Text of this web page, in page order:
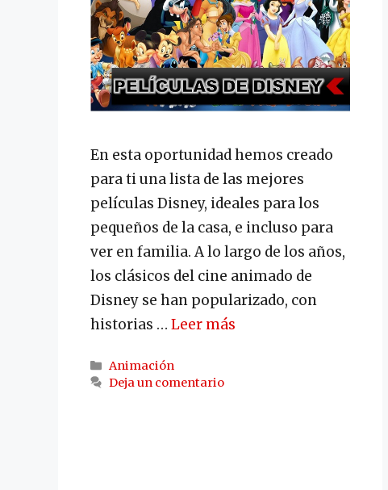
En esta oportunidad hemos creado
para ti una lista de las mejores
películas Disney, ideales para los
pequeños de la casa, e incluso para
ver en familia. A lo largo de los años,
los clásicos del cine animado de
Disney se han popularizado, con
historias … Leer más
Categorías
Animación
Deja un comentario